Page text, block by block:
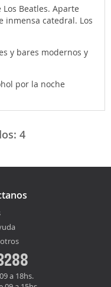
Beatles. Aparte
inmensa catedral. Los
y bares modernos y
por la noche
4
a 18hs.